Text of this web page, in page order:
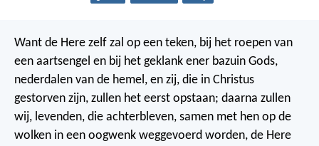
Want de Here zelf zal op een teken, bij het roepen van
een aartsengel en bij het geklank ener bazuin Gods,
nederdalen van de hemel, en zij, die in Christus
gestorven zijn, zullen het eerst opstaan; daarna zullen
wij, levenden, die achterbleven, samen met hen op de
wolken in een oogwenk weggevoerd worden, de Here